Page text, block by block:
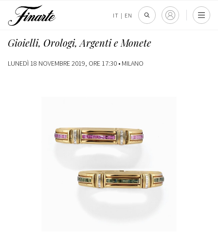
IT | EN
Gioielli, Orologi, Argenti e Monete
LUNEDÌ 18 NOVEMBRE 2019, ORE 17:30 • MILANO